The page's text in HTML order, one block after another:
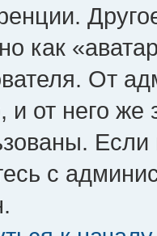
как
От
и от него же
с